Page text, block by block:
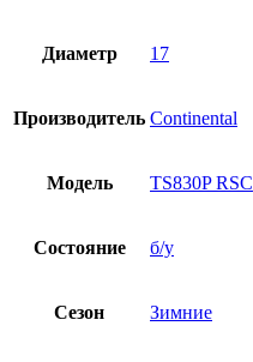
Диаметр 17
Производитель Continental
Модель TS830P RSC
Состояние б/у
Сезон Зимние